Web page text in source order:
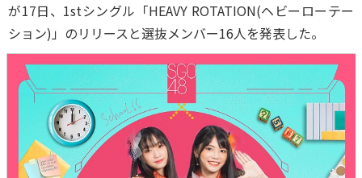
が17日、1stシングル「HEAVY ROTATION(ヘビーローテー
ション)」のリリースと選抜メンバー16人を発表した。